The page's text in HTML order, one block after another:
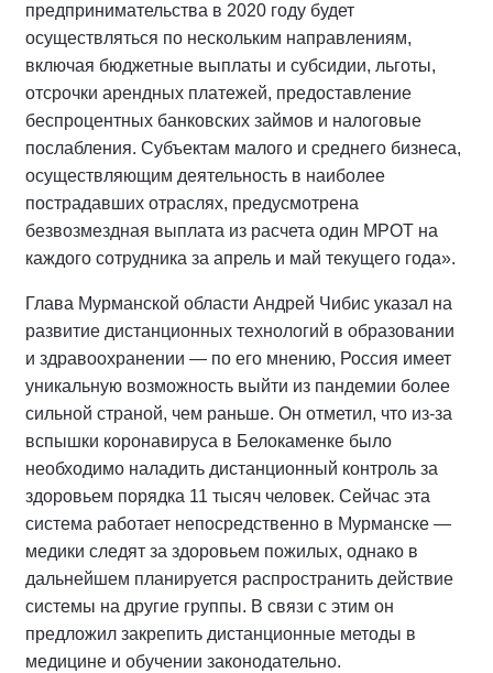
предпринимательства в 2020 году будет
осуществляться по нескольким направлениям,
включая бюджетные выплаты и субсидии, льготы,
отсрочки арендных платежей, предоставление
беспроцентных банковских займов и налоговые
послабления. Субъектам малого и среднего бизнеса,
осуществляющим деятельность в наиболее
пострадавших отраслях, предусмотрена
безвозмездная выплата из расчета один МРОТ на
каждого сотрудника за апрель и май текущего года».
Глава Мурманской области Андрей Чибис указал на
развитие дистанционных технологий в образовании
и здравоохранении — по его мнению, Россия имеет
уникальную возможность выйти из пандемии более
сильной страной, чем раньше. Он отметил, что из-за
вспышки коронавируса в Белокаменке было
необходимо наладить дистанционный контроль за
здоровьем порядка 11 тысяч человек. Сейчас эта
система работает непосредственно в Мурманске —
медики следят за здоровьем пожилых, однако в
дальнейшем планируется распространить действие
системы на другие группы. В связи с этим он
предложил закрепить дистанционные методы в
медицине и обучении законодательно.